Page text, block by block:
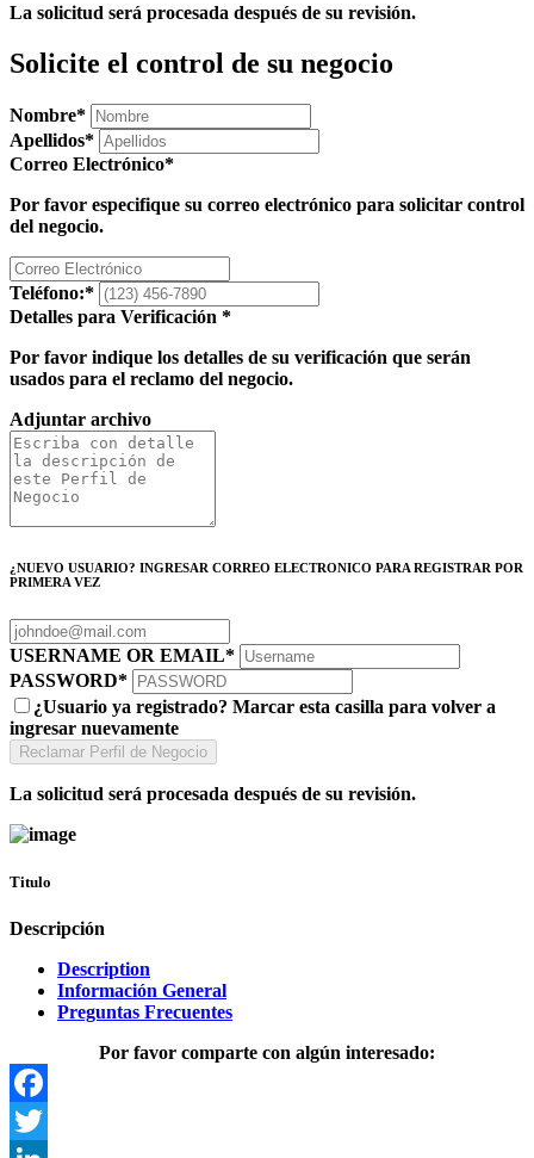
La solicitud será procesada después de su revisión.
Solicite el control de su negocio
Nombre*
Apellidos*
Correo Electrónico*
Por favor especifique su correo electrónico para solicitar control
del negocio.
Teléfono:*
Detalles para Verificación *
Por favor indique los detalles de su verificación que serán
usados para el reclamo del negocio.
Adjuntar archivo
¿NUEVO USUARIO? INGRESAR CORREO ELECTRONICO PARA REGISTRAR POR
PRIMERA VEZ
USERNAME OR EMAIL*
PASSWORD*
¿Usuario ya registrado? Marcar esta casilla para volver a
ingresar nuevamente
La solicitud será procesada después de su revisión.
Titulo
Descripción
Description
Información General
Preguntas Frecuentes
Por favor comparte con algún interesado: